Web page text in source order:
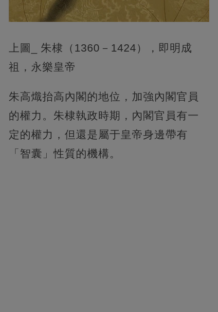
上圖_ 朱棣（1360－1424），即明成
祖，永樂皇帝
朱高熾抬高內閣的地位，加強內閣官員
的權力。朱棣執政時期，內閣官員有一
定的權力，但還是屬于皇帝身邊帶有
「智囊」性質的機構。